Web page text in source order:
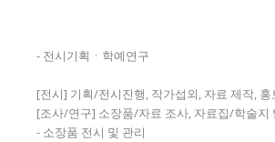
- 전시기획ㆍ학예연구
[전시] 기획/전시진행, 작가섭외, 자료 제작,
[조사/연구] 소장품/자료 조사, 자료집/학술지
- 소장품 전시 및 관리